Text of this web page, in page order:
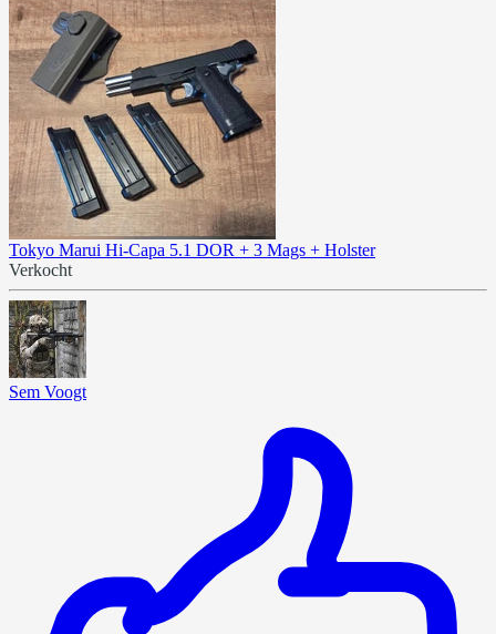
Tokyo Marui Hi-Capa 5.1 DOR + 3 Mags + Holster
Verkocht
Sem Voogt